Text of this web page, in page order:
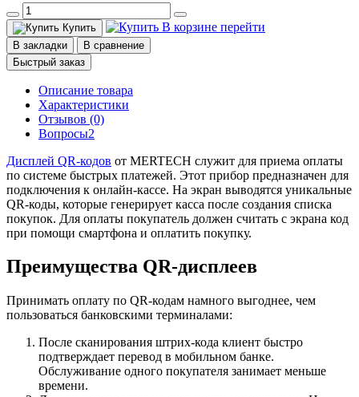
Купить В корзине перейти
В закладки
В сравнение
Быстрый заказ
Описание товара
Характеристики
Отзывов (0)
Вопросы2
Дисплей QR-кодов от MERTECH служит для приема оплаты
по системе быстрых платежей. Этот прибор предназначен для
подключения к онлайн-кассе. На экран выводятся уникальные
QR-коды, которые генерирует касса после создания списка
покупок. Для оплаты покупатель должен считать с экрана код
при помощи смартфона и оплатить покупку.
Преимущества QR-дисплеев
Принимать оплату по QR-кодам намного выгоднее, чем
пользоваться банковскими терминалами:
После сканирования штрих-кода клиент быстро
подтверждает перевод в мобильном банке.
Обслуживание одного покупателя занимает меньше
времени.